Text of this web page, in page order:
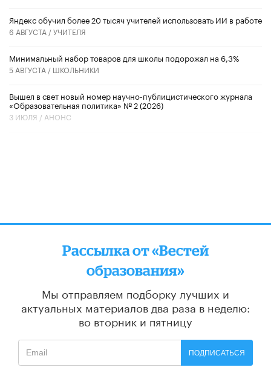
​Яндекс обучил более 20 тысяч учителей использовать ИИ в работе
6 АВГУСТА /УЧИТЕЛЯ
Минимальный набор товаров для школы подорожал на 6,3%
5 АВГУСТА / ШКОЛЬНИКИ
Вышел в свет новый номер научно-публицистического журнала
«Образовательная политика» № 2 (2026)
3 ИЮЛЯ / АНОНС
Рассылка от «Вестей
образования»
Мы отправляем подборку лучших и
актуальных материалов два раза в неделю:
во вторник и пятницу
ПОДПИСАТЬСЯ